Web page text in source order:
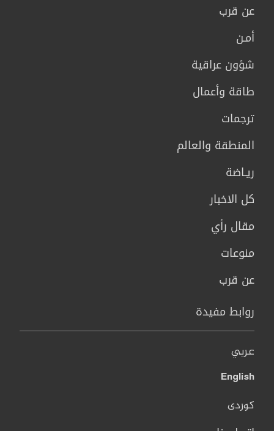
عن قرب
أمـن
شؤون عراقية
طاقة وأعمال
ترجمات
المنطقة والعالم
ريـاضة
كل الاخبار
مقال رأي
منوعات
عن قرب
روابط مفيدة
عربي
English
کوردی